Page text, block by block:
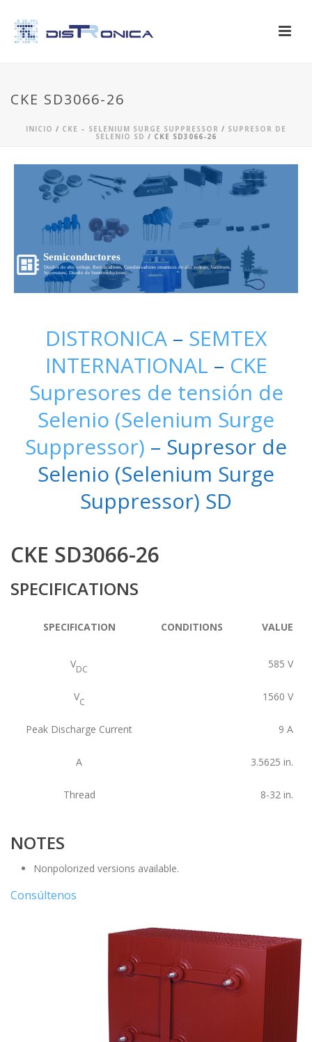
CKE SD3066-26
INICIO / CKE – SELENIUM SURGE SUPPRESSOR / SUPRESOR DE
SELENIO SD / CKE SD3066-26
Semiconductores
Diodos de alto voltaje, Rectificadores, Condensadores ceramicos de alto voltaje, Varistores,
Supresores, Diseño de Semiconductores...
DISTRONICA – SEMTEX
INTERNATIONAL – CKE
Supresores de tensión de
Selenio (Selenium Surge
Suppressor) – Supresor de
Selenio (Selenium Surge
Suppressor) SD
CKE SD3066-26
SPECIFICATIONS
SPECIFICATION CONDITIONS VALUE
VDC 585 V
VC 1560 V
Peak Discharge Current 9 A
A 3.5625 in.
Thread 8-32 in.
NOTES
Nonpolorized versions available.
Consúltenos